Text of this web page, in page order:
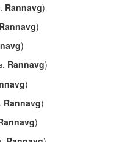
Rannavg)
Rannavg)
)
Rannavg)
)
Rannavg)
)